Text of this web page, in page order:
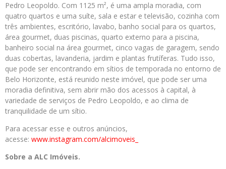
Pedro Leopoldo. Com 1125 m², é uma ampla moradia, com
quatro quartos e uma suíte, sala e estar e televisão, cozinha com
três ambientes, escritório, lavabo, banho social para os quartos,
área gourmet, duas piscinas, quarto externo para a piscina,
banheiro social na área gourmet, cinco vagas de garagem, sendo
duas cobertas, lavanderia, jardim e plantas frutíferas. Tudo isso,
que pode ser encontrando em sítios de temporada no entorno de
Belo Horizonte, está reunido neste imóvel, que pode ser uma
moradia definitiva, sem abrir mão dos acessos à capital, à
variedade de serviços de Pedro Leopoldo, e ao clima de
tranquilidade de um sítio.
Para acessar esse e outros anúncios,
acesse: www.instagram.com/alcimoveis_
Sobre a ALC Imóveis.